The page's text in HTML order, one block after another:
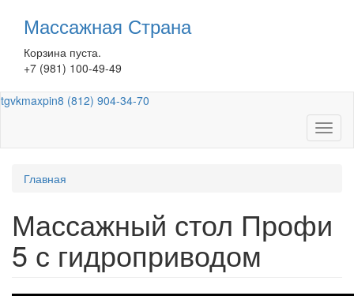
содержанию
Массажная Страна
Корзина пуста.
+7 (981) 100-49-49
tgvkmaxpin8 (812) 904-34-70
Вы
Главная
Массажный стол Профи
5 с гидроприводом